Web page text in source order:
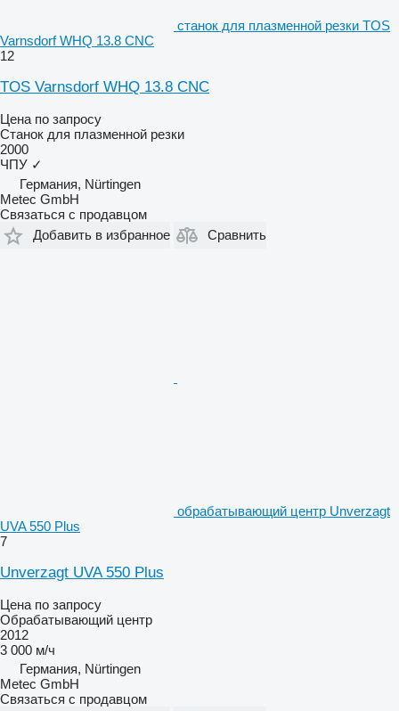
станок для плазменной резки TOS
Varnsdorf WHQ 13.8 CNC
12
TOS Varnsdorf WHQ 13.8 CNC
Цена по запросу
Станок для плазменной резки
2000
ЧПУ ✓
Германия, Nürtingen
Metec GmbH
Связаться с продавцом
Добавить в избранное
Сравнить
обрабатывающий центр Unverzagt
UVA 550 Plus
7
Unverzagt UVA 550 Plus
Цена по запросу
Обрабатывающий центр
2012
3 000 м/ч
Германия, Nürtingen
Metec GmbH
Связаться с продавцом